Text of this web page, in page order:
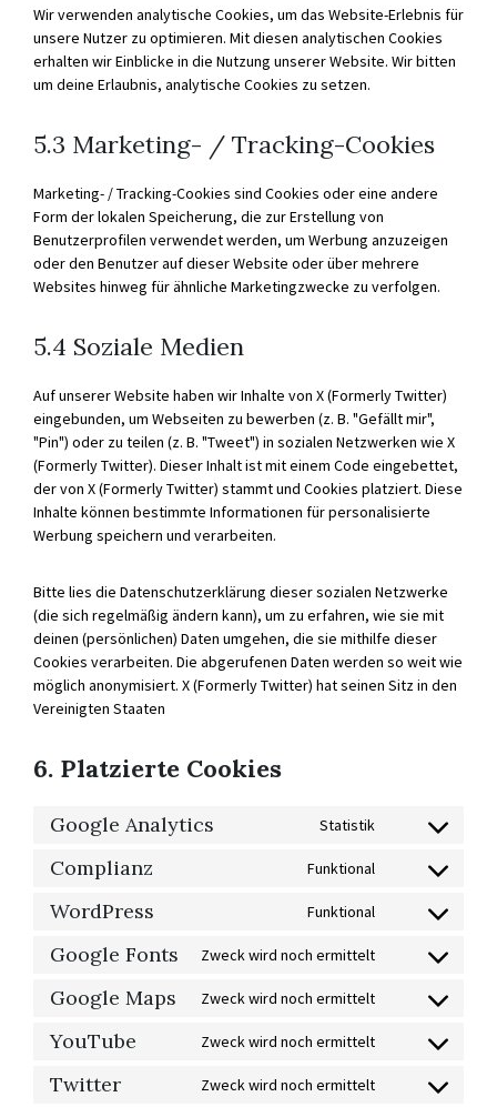
Wir verwenden analytische Cookies, um das Website-Erlebnis für
unsere Nutzer zu optimieren. Mit diesen analytischen Cookies
erhalten wir Einblicke in die Nutzung unserer Website. Wir bitten
um deine Erlaubnis, analytische Cookies zu setzen.
5.3 Marketing- / Tracking-Cookies
Marketing- / Tracking-Cookies sind Cookies oder eine andere
Form der lokalen Speicherung, die zur Erstellung von
Benutzerprofilen verwendet werden, um Werbung anzuzeigen
oder den Benutzer auf dieser Website oder über mehrere
Websites hinweg für ähnliche Marketingzwecke zu verfolgen.
5.4 Soziale Medien
Auf unserer Website haben wir Inhalte von X (Formerly Twitter)
eingebunden, um Webseiten zu bewerben (z. B. "Gefällt mir",
"Pin") oder zu teilen (z. B. "Tweet") in sozialen Netzwerken wie X
(Formerly Twitter). Dieser Inhalt ist mit einem Code eingebettet,
der von X (Formerly Twitter) stammt und Cookies platziert. Diese
Inhalte können bestimmte Informationen für personalisierte
Werbung speichern und verarbeiten.
Bitte lies die Datenschutzerklärung dieser sozialen Netzwerke
(die sich regelmäßig ändern kann), um zu erfahren, wie sie mit
deinen (persönlichen) Daten umgehen, die sie mithilfe dieser
Cookies verarbeiten. Die abgerufenen Daten werden so weit wie
möglich anonymisiert. X (Formerly Twitter) hat seinen Sitz in den
Vereinigten Staaten
6. Platzierte Cookies
Google Analytics Statistik
CONSENT
SERVICE
GOOGLE-
Complianz Funktional
CONSENT
SERVICE
COMPLIANZ
WordPress Funktional
CONSENT
SERVICE
WORDPRESS
Google Fonts Zweck wird noch ermittelt
CONSENT
SERVICE
GOOGLE-
Google Maps Zweck wird noch ermittelt
CONSENT
SERVICE
GOOGLE-
YouTube Zweck wird noch ermittelt
CONSENT
SERVICE
YOUTUBE
Twitter Zweck wird noch ermittelt
CONSENT